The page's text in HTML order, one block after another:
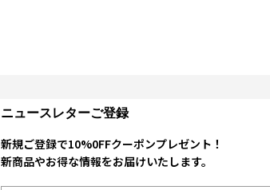
ニュースレターご登録
新規ご登録で10%0FFクーポンプレゼント！
新商品やお得な情報をお届けいたします。